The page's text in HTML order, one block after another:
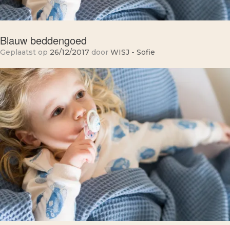
Blauw beddengoed
Geplaatst op 26/12/2017 door WISJ - Sofie